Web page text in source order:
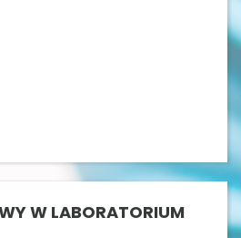
W LABORATORIUM